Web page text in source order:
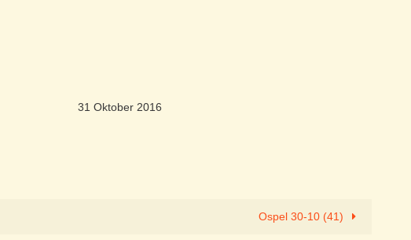
31 Oktober 2016
Ospel 30-10 (41)